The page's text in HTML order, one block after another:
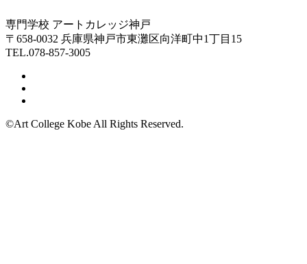
専門学校 アートカレッジ神戸
〒658-0032 兵庫県神戸市東灘区向洋町中1丁目15
TEL.078-857-3005
©Art College Kobe All Rights Reserved.